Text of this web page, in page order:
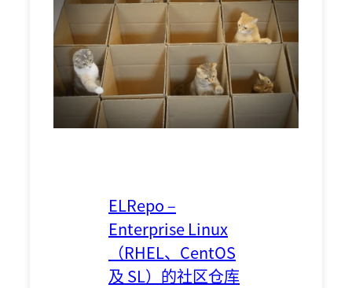
ELRepo –
Enterprise Linux
（RHEL、CentOS
及 SL）的社区仓库